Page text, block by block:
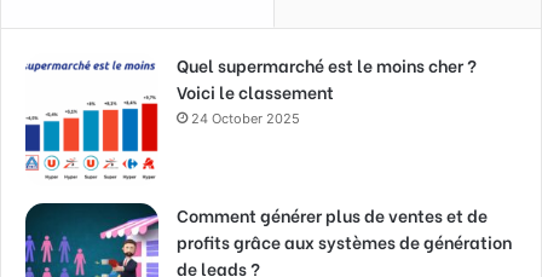
Quel supermarché est le moins cher ?
Voici le classement
24 October 2025
Comment générer plus de ventes et de
profits grâce aux systèmes de génération
de leads ?